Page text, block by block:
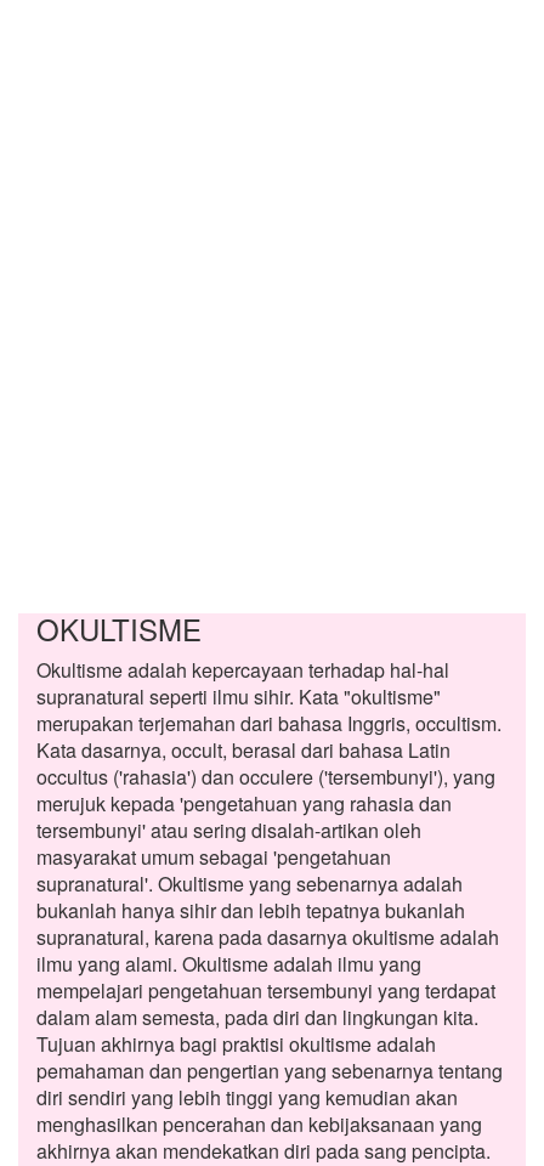
OKULTISME
Okultisme adalah kepercayaan terhadap hal-hal
supranatural seperti ilmu sihir. Kata "okultisme"
merupakan terjemahan dari bahasa Inggris, occultism.
Kata dasarnya, occult, berasal dari bahasa Latin
occultus ('rahasia') dan occulere ('tersembunyi'), yang
merujuk kepada 'pengetahuan yang rahasia dan
tersembunyi' atau sering disalah-artikan oleh
masyarakat umum sebagai 'pengetahuan
supranatural'. Okultisme yang sebenarnya adalah
bukanlah hanya sihir dan lebih tepatnya bukanlah
supranatural, karena pada dasarnya okultisme adalah
ilmu yang alami. Okultisme adalah ilmu yang
mempelajari pengetahuan tersembunyi yang terdapat
dalam alam semesta, pada diri dan lingkungan kita.
Tujuan akhirnya bagi praktisi okultisme adalah
pemahaman dan pengertian yang sebenarnya tentang
diri sendiri yang lebih tinggi yang kemudian akan
menghasilkan pencerahan dan kebijaksanaan yang
akhirnya akan mendekatkan diri pada sang pencipta.